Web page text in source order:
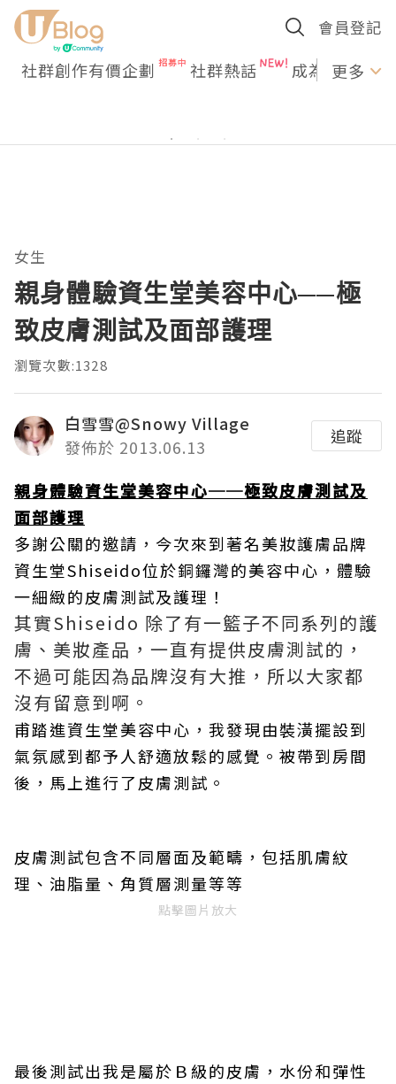
會員登記
社群創作有價企劃 社群熱話 成為U更多
女生
親身體驗資生堂美容中心──極
致皮膚測試及面部護理
瀏覽次數:1328
白雪雪@Snowy Village
發佈於 2013.06.13
追蹤
親身體驗資生堂美容中心──極致皮膚測試及
面部護理
多謝公關的邀請，今次來到著名美妝護膚品牌
資生堂Shiseido位於銅鑼灣的美容中心，體驗
一細緻的皮膚測試及護理！
其實Shiseido 除了有一籃子不同系列的護
膚、美妝產品，一直有提供皮膚測試的，
不過可能因為品牌沒有大推，所以大家都
沒有留意到啊。
甫踏進資生堂美容中心，我發現由裝潢擺設到
氣氛感到都予人舒適放鬆的感覺。被帶到房間
後，馬上進行了皮膚測試。
皮膚測試包含不同層面及範疇，包括肌膚紋
理、油脂量、角質層測量等等
點擊圖片放大
最後測試出我是屬於Ｂ級的皮膚，水份和彈性